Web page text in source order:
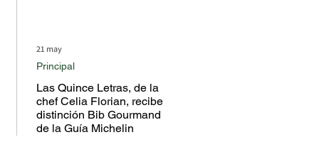
Las Quince Letras, de la
chef Celia Florian, recibe
distinción Bib Gourmand
de la Guía Michelin
Principal
21 may